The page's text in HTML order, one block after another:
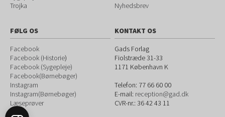
Trojka
Nyhedsbrev
FØLG OS
Facebook
Facebook (Historie)
Facebook (Sygepleje)
Facebook(Børnebøger)
Instagram
Instagram(Børnebøger)
Læseprøver
KONTAKT OS
Gads Forlag
Fiolstræde 31-33
1171 København K
Telefon: 77 66 60 00
E-mail: reception@gad.dk
CVR-nr.: 36 42 43 11